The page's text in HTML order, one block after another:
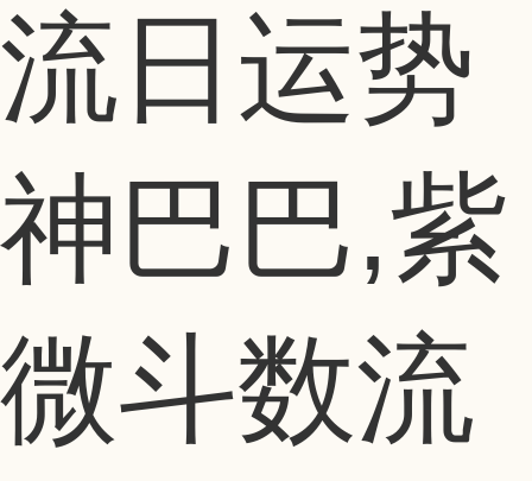
流日运势
神巴巴,紫
微斗数流